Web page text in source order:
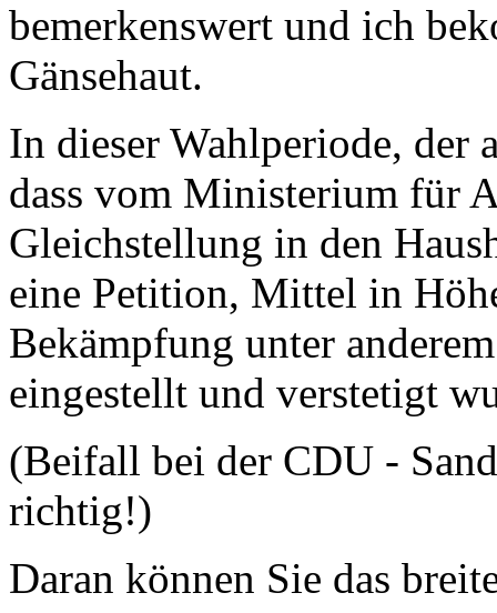
bemerkenswert und ich
Gänsehaut.
In dieser Wahlperiode, der
dass vom Ministerium für
Gleichstellung in den
eine Petition, Mittel in
Bekämpfung unter
eingestellt und verstetigt
(Beifall bei der CDU -
richtig!)
Daran können Sie das